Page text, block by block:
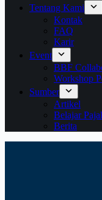
Tentang Kami
Kontak
FAQ
Karir
Event
BBF
Workshop
Sumber
Artikel
Belajar
Berita